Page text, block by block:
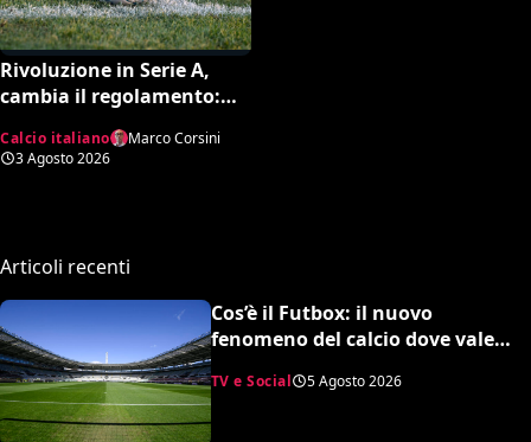
Rivoluzione in Serie A,
cambia il regolamento:
in campo già il giorno
dopo
Calcio italiano
Marco Corsini
3 Agosto 2026
Articoli recenti
Cos’è il Futbox: il nuovo
fenomeno del calcio dove vale
quasi tutto e scoppiano le risse
TV e Social 5 Agosto 2026